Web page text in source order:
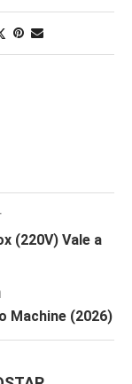
(220V) Vale a
Machine (2026)